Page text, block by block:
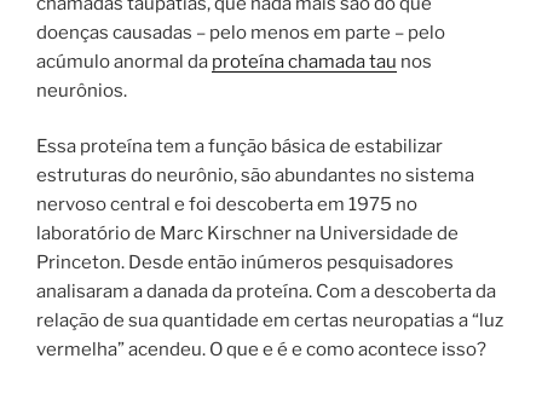
doenças causadas – pelo menos em parte – pelo
acúmulo anormal da proteína chamada tau nos
neurônios.
Essa proteína tem a função básica de estabilizar
estruturas do neurônio, são abundantes no sistema
nervoso central e foi descoberta em 1975 no
laboratório de Marc Kirschner na Universidade de
Princeton. Desde então inúmeros pesquisadores
analisaram a danada da proteína. Com a descoberta da
relação de sua quantidade em certas neuropatias a “luz
vermelha” acendeu. O que e é e como acontece isso?